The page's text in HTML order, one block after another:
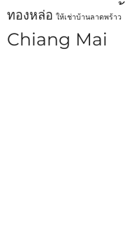
ทองหล่อ ให้เช่าบ้านลาดพร้าว
Chiang Mai